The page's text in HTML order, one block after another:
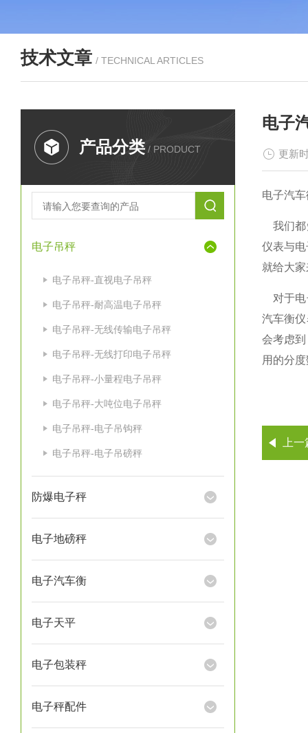
技术文章 / TECHNICAL ARTICLES
产品分类 / PRODUCT
电子吊秤
电子吊秤-直视电子吊秤
电子吊秤-耐高温电子吊秤
电子吊秤-无线传输电子吊秤
电子吊秤-无线打印电子吊秤
电子吊秤-小量程电子吊秤
电子吊秤-大吨位电子吊秤
电子吊秤-电子吊钩秤
电子吊秤-电子吊磅秤
防爆电子秤
电子地磅秤
电子汽车衡
电子天平
电子包装秤
电子秤配件
电子
更新
电子汽
我们
仪表与
就给大
对于
汽车衡
会考虑
用的分
上